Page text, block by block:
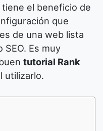
el beneficio de
que
de una web lista
Es muy
tutorial Rank
utilizarlo.